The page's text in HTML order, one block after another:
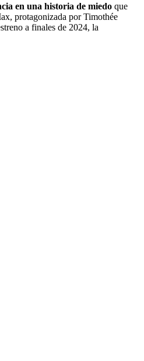
en una historia de miedo que
protagonizada por Timothée
a finales de 2024, la